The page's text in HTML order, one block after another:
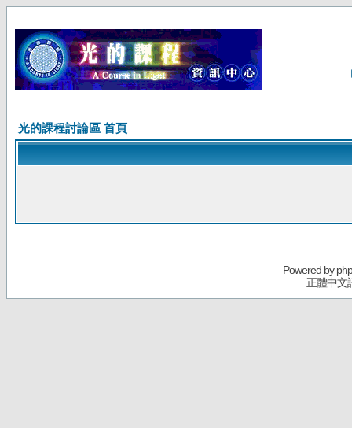
光的課程討論區 首頁
Powered by
正體中文